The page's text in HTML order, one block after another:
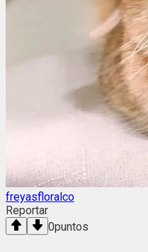
freyasfloralco
Reportar
0puntos